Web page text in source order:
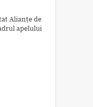
Alianțe de
apelului